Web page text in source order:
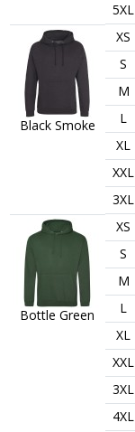
5XL
Black Smoke
XS
S
M
L
XL
XXL
3XL
Bottle Green
XS
S
M
L
XL
XXL
3XL
4XL